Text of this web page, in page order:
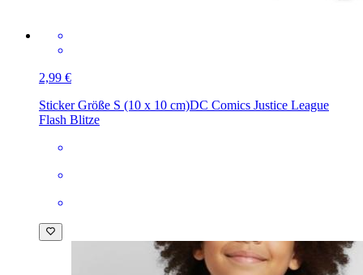
2,99 €
Sticker Größe S (10 x 10 cm)DC Comics Justice League
Flash Blitze